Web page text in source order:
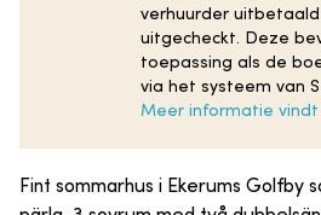
verhuurder
uitgecheckt. Deze
toepassing als de
via het systeem van
Meer informatie vindt
Fint sommarhus i Ekerums Golfby